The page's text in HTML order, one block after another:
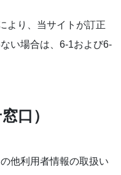
より、当サイトが訂正
い場合は、6-1および6-
口）
他利用者情報の取扱い